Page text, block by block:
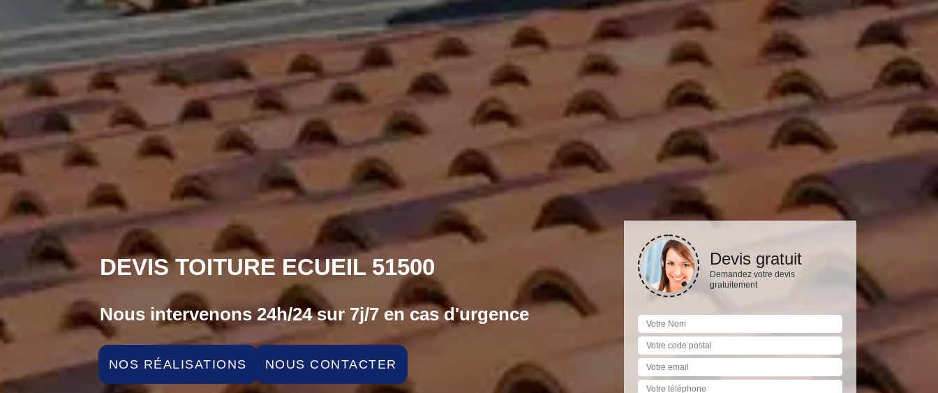
DEVIS TOITURE ECUEIL 51500
Nous intervenons 24h/24 sur 7j/7 en cas d'urgence
NOS RÉALISATIONS NOUS CONTACTER
Devis gratuit
Demandez votre devis
gratuitement